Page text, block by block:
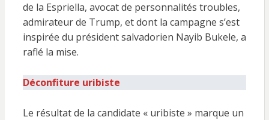
de la Espriella, avocat de personnalités troubles,
admirateur de Trump, et dont la campagne s’est
inspirée du président salvadorien Nayib Bukele, a
raflé la mise.
Déconfiture uribiste
Le résultat de la candidate « uribiste » marque un